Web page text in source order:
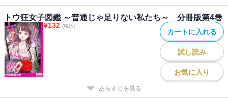
トウ狂女子図鑑 ～普通じゃ足りない私たち～ 分冊版第4巻
¥132 (税込)
カートに入れる
試し読み
お気に入り
あらすじを見る